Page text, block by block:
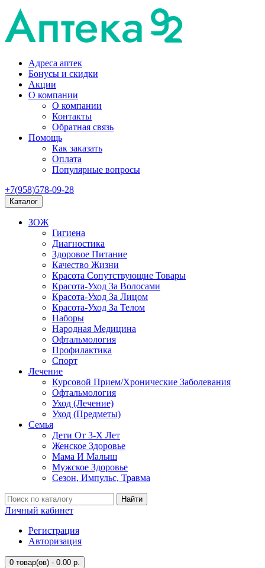
Адреса аптек
Бонусы и скидки
Акции
О компании
О компании
Контакты
Обратная связь
Помощь
Как заказать
Оплата
Популярные вопросы
+7(958)578-09-28
Каталог
ЗОЖ
Гигиена
Диагностика
Здоровое Питание
Качество Жизни
Красота Сопутствующие Товары
Красота-Уход За Волосами
Красота-Уход За Лицом
Красота-Уход За Телом
Наборы
Народная Медицина
Офтальмология
Профилактика
Спорт
Лечение
Курсовой Прием/Хронические Заболевания
Офтальмология
Уход (Лечение)
Уход (Предметы)
Семья
Дети От 3-Х Лет
Женское Здоровье
Мама И Малыш
Мужское Здоровье
Сезон, Импульс, Травма
Найти
Личный кабинет
Регистрация
Авторизация
0 товар(ов) - 0.00 р.